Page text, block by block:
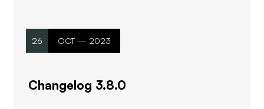
26 OCT — 2023
Changelog 3.8.0